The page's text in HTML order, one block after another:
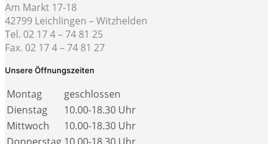
Am Markt 17-18
42799 Leichlingen – Witzhelden
Tel. 02 17 4 – 74 81 25
Fax. 02 17 4 – 74 81 27
Unsere Öffnungszeiten
Montag
geschlossen
Dienstag
10.00-18.30 Uhr
Mittwoch
10.00-18.30 Uhr